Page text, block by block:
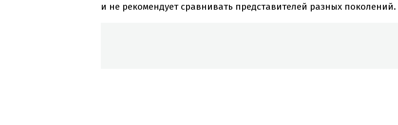
и не рекомендует сравнивать представителей разных поколений.